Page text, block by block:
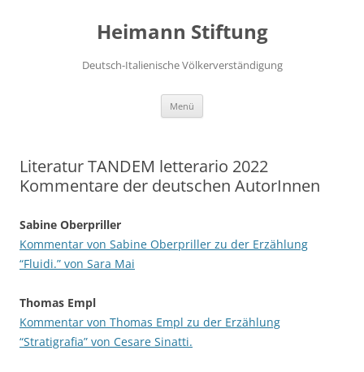
Heimann Stiftung
Deutsch-Italienische Völkerverständigung
Menü
Literatur TANDEM letterario 2022
Kommentare der deutschen AutorInnen
Sabine Oberpriller
Kommentar von Sabine Oberpriller zu der Erzählung
“Fluidi.” von Sara Mai
Thomas Empl
Kommentar von Thomas Empl zu der Erzählung
“Stratigrafia” von Cesare Sinatti.